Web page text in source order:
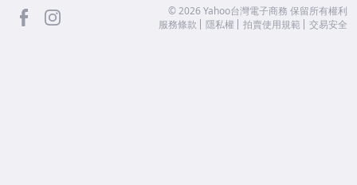
facebook ©2026 Yahoo台灣電子商務 保留所有權利
服務條款
隱私權 拍賣使用規範 交易安全